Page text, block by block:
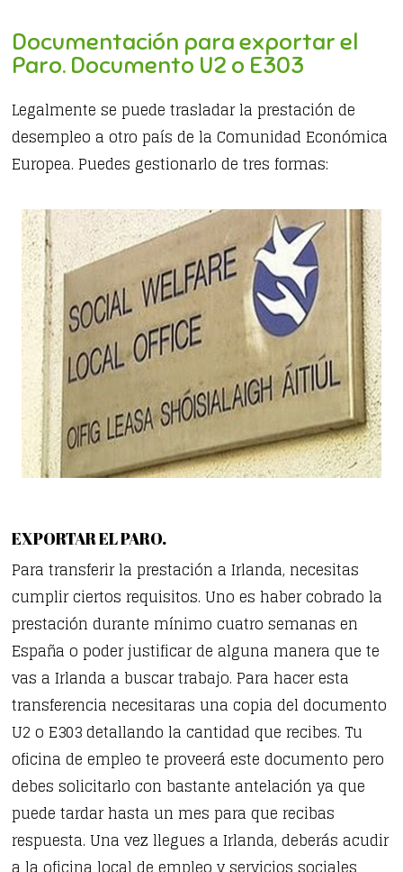
Documentación para exportar el
Paro. Documento U2 o E303
Legalmente se puede trasladar la prestación de
desempleo a otro país de la Comunidad Económica
Europea. Puedes gestionarlo de tres formas:
EXPORTAR EL PARO.
Para transferir la prestación a Irlanda, necesitas
cumplir ciertos requisitos. Uno es haber cobrado la
prestación durante mínimo cuatro semanas en
España o poder justificar de alguna manera que te
vas a Irlanda a buscar trabajo. Para hacer esta
transferencia necesitaras una copia del documento
U2 o E303 detallando la cantidad que recibes. Tu
oficina de empleo te proveerá este documento pero
debes solicitarlo con bastante antelación ya que
puede tardar hasta un mes para que recibas
respuesta. Una vez llegues a Irlanda, deberás acudir